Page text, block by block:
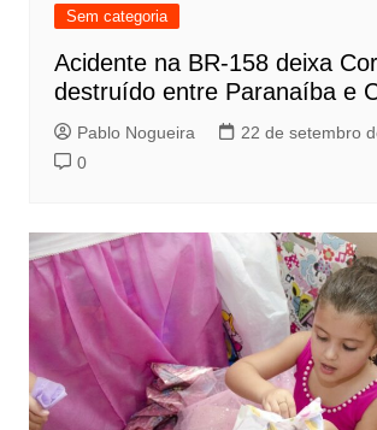
Sem categoria
Acidente na BR-158 deixa
destruído entre Paranaíba e
Pablo Nogueira
22 de setembro
0